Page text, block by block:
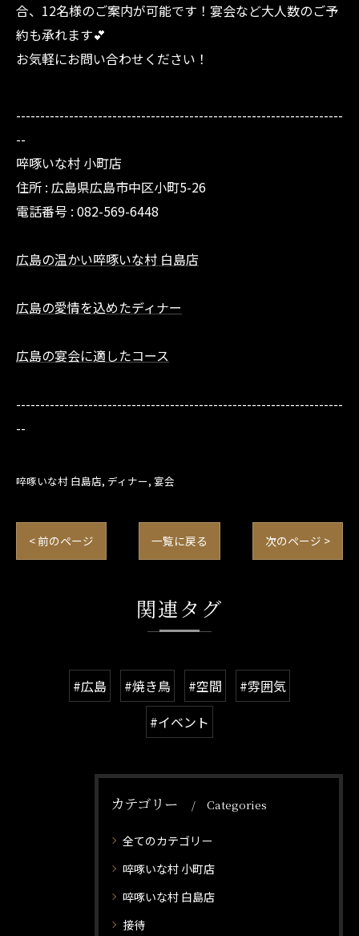
合、12名様のご案内が可能です！宴会など大人数のご予
約も承れます💕
お気軽にお問い合わせください！
--------------------------------------------------------------------
--
啐啄いな村 小町店
住所 : 広島県広島市中区小町5-26
電話番号 : 082-569-6448
広島の温かい啐啄いな村 白島店
広島の愛情を込めたディナー
広島の宴会に適したコース
--------------------------------------------------------------------
--
啐啄いな村 白島店 ディナー 宴会
< 前のページ 一覧に戻る 次のページ >
関連タグ
#広島 #焼き鳥 #空間
#雰囲気
#イベント
カテゴリー Categories
全てのカテゴリー
啐啄いな村 小町店
啐啄いな村 白島店
接待